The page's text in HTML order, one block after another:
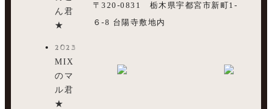
〒320-0831 栃木県宇都宮市新町1-
６-8 台陽寺敷地内
ん君
★
2023.07.23
MIX
のマ
ル君
★